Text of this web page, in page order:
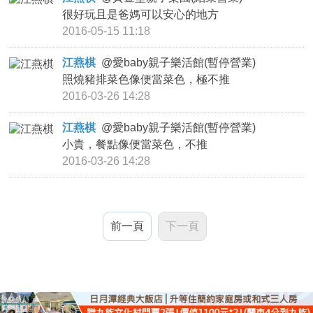
很好玩且是爸媽可以安心的地方
2016-05-15 11:18
江燕棋 @愛baby親子樂活館(暫停營業)
照燒豬排菜色像便當菜色，極不推
2016-03-26 14:28
江燕棋 @愛baby親子樂活館(暫停營業)
小貴，餐點像便當菜色，不推
2016-03-26 14:28
前一頁 下一頁